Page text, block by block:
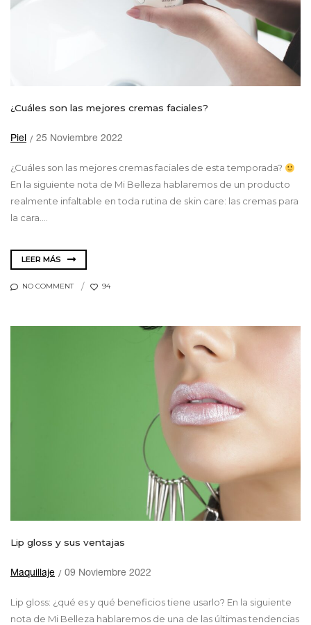
¿Cuáles son las mejores cremas faciales?
Piel 25 Noviembre 2022
¿Cuáles son las mejores cremas faciales de esta temporada?
En la siguiente nota de Mi Belleza hablaremos de un producto
realmente infaltable en toda rutina de skin care: las cremas para
la cara....
LEER MÁS
NO COMMENT 94
Lip gloss y sus ventajas
Maquillaje 09 Noviembre 2022
Lip gloss: ¿qué es y qué beneficios tiene usarlo? En la siguiente
nota de Mi Belleza hablaremos de una de las últimas tendencias